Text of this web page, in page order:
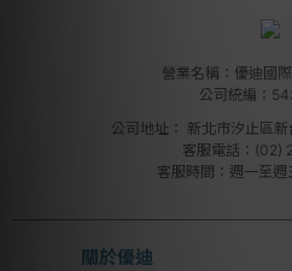
營業名稱：優迪國
公司統編：
公司地址： 新北市汐止區
客服電話：(02)
客服時間：週一至
關於優迪